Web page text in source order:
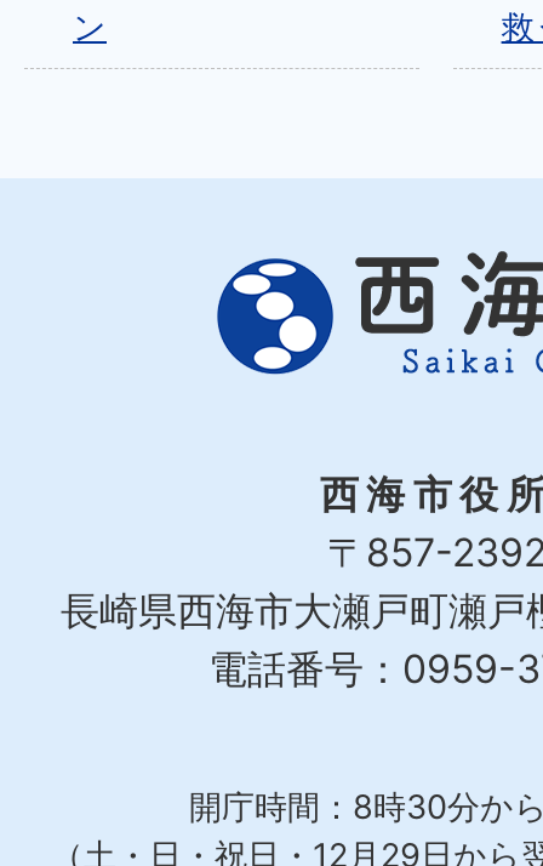
ン
西海市役
〒857-
長崎県西海市大瀬戸町瀬
電話番号：0959-
開庁時間：8時30分か
（土・日・祝日・12月29日から